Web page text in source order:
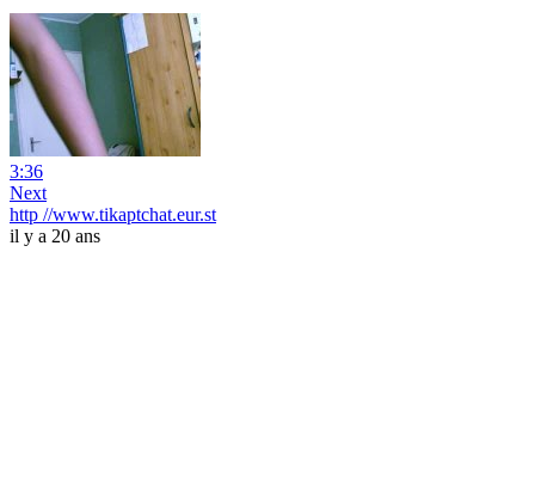
3:36
Next
http //www.tikaptchat.eur.st
il y a 20 ans